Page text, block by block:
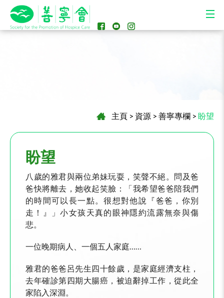
主頁 > 資源 > 善寧專欄 > 盼望
盼望
八歲的雅君與兩位弟妹玩耍，笑聲不絕。問及爸
爸快將離去，她收起笑臉：「我希望爸爸陪我們
的時間可以長一點。很想對他說『爸爸，你別
走！』」小女孩天真的眼神隱約流露無奈與傷
悲。
一位晚期病人、一個五人家庭……
雅君的爸爸呂先生四十餘歲，是家庭經濟支柱，
去年確診第四期大腸癌，被迫辭掉工作，從此全
家陷入深淵。